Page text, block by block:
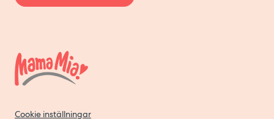
Cookie inställningar